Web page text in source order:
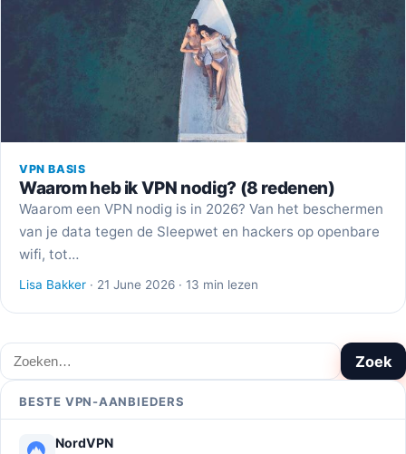
VPN BASIS
Waarom heb ik VPN nodig? (8 redenen)
Waarom een VPN nodig is in 2026? Van het beschermen
van je data tegen de Sleepwet en hackers op openbare
wifi, tot…
Lisa Bakker · 21 June 2026 · 13 min lezen
Zoeken Zoek
BESTE VPN-AANBIEDERS
NordVPN